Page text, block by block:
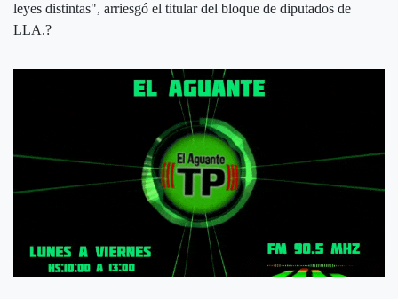
leyes distintas", arriesgó el titular del bloque de diputados de
LLA.?